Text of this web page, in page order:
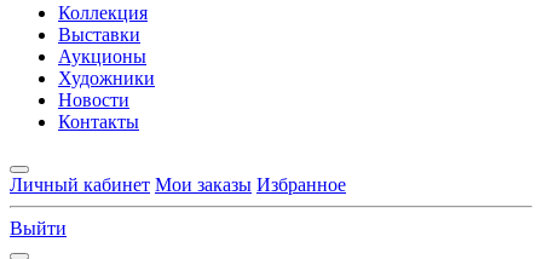
Коллекция
Выставки
Аукционы
Художники
Новости
Контакты
Личный кабинет Мои заказы Избранное
Выйти